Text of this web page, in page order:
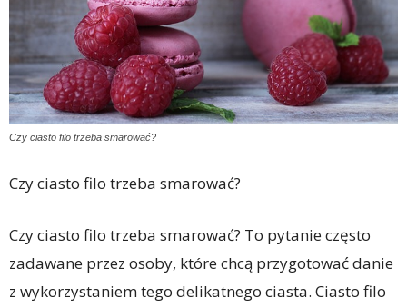
Czy ciasto filo trzeba smarować?
Czy ciasto filo trzeba smarować?
Czy ciasto filo trzeba smarować? To pytanie często
zadawane przez osoby, które chcą przygotować danie
z wykorzystaniem tego delikatnego ciasta. Ciasto filo